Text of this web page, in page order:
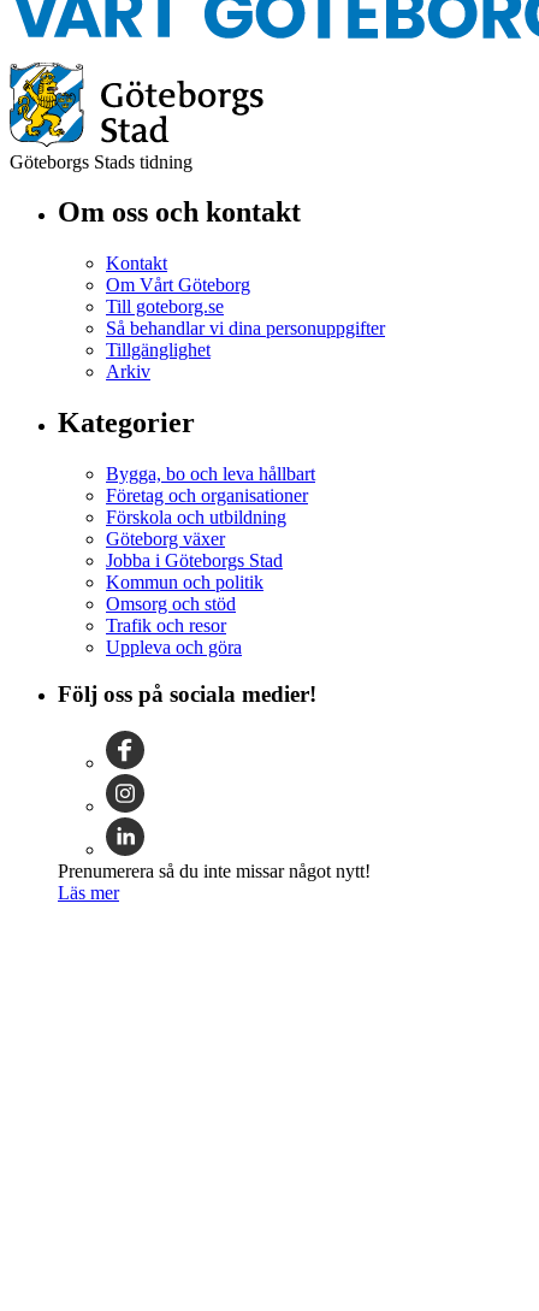
Göteborgs Stads tidning
Om oss och kontakt
Kontakt
Om Vårt Göteborg
Till goteborg.se
Så behandlar vi dina personuppgifter
Tillgänglighet
Arkiv
Kategorier
Bygga, bo och leva hållbart
Företag och organisationer
Förskola och utbildning
Göteborg växer
Jobba i Göteborgs Stad
Kommun och politik
Omsorg och stöd
Trafik och resor
Uppleva och göra
Följ oss på sociala medier!
Prenumerera så du inte missar något nytt!
Läs mer